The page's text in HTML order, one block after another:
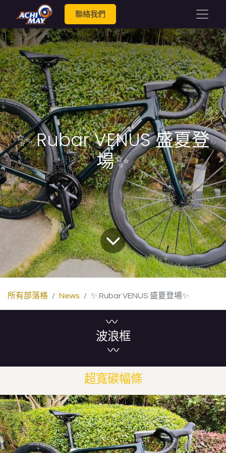
聯絡我們
✨ Rubar VENUS 盛夏登
場✨
所有部落格 News ✨ Rubar VENUS 盛夏登場✨
〰️
波浪框
〰️
超寬碳幅條